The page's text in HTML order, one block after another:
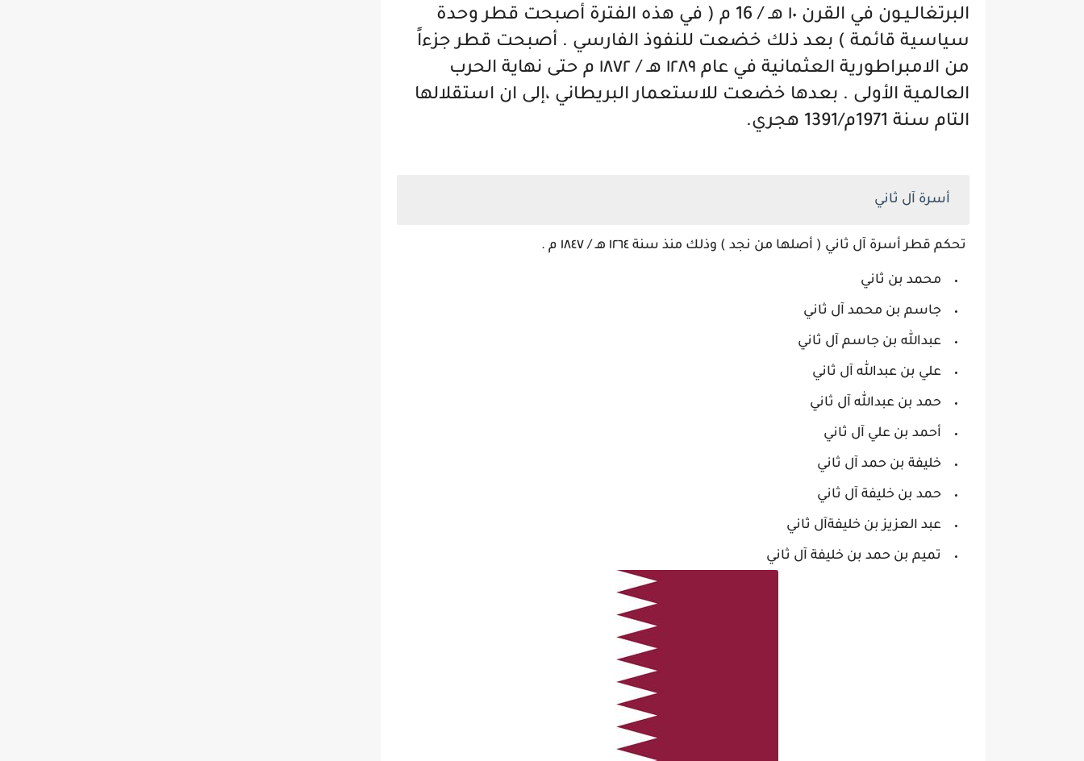
البرتغالـيـون في القرن ١٠ هـ / 16 م ( في هذه الفترة أصبحت قطر وحدة
سياسية قائمة ) بعد ذلك خضعت للنفوذ الفارسي . أصبحت قطر جزءاً
من الامبراطورية العثمانية في عام ١٢٨٩ هـ / ١٨٧٢ م حتى نهاية الحرب
العالمية الأولى . بعدها خضعت للاستعمار البريطاني ،إلى ان استقلالها
التام سنة 1971م/1391 هجري.
أسرة آل ثاني
تحكم قطر أسرة آل ثاني ( أصلها من نجد ) وذلك منذ سنة ١٢٦٤ هـ / ١٨٤٧ م .
محمد بن ثاني
جاسم بن محمد آل ثاني
عبدالله بن جاسم آل ثاني
علي بن عبدالله آل ثاني
حمد بن عبدالله آل ثاني
أحمد بن علي آل ثاني
خليفة بن حمد آل ثاني
حمد بن خليفة آل ثاني
عبد العزيز بن خليفةآل ثاني
تميم بن حمد بن خليفة آل ثاني